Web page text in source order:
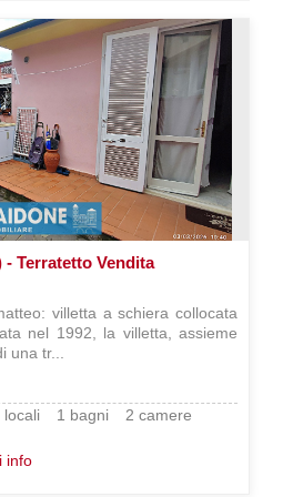
Terratetto Vendita
villetta a schiera collocata
nel 1992, la villetta, assieme
una tr...
locali 1 bagni 2 camere
info